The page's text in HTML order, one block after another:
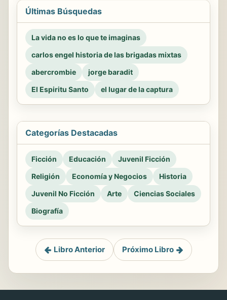
Últimas Búsquedas
La vida no es lo que te imaginas
carlos engel historia de las brigadas mixtas
abercrombie
jorge baradit
El Espiritu Santo
el lugar de la captura
Categorías Destacadas
Ficción Educación
Juvenil Ficción
Religión
Economía y Negocios
Historia
Juvenil No Ficción
Arte
Ciencias Sociales
Biografía
Libro Anterior Próximo Libro